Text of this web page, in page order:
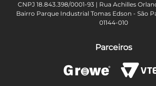
CNPJ 18.843.398/0001-93 | Rua Achilles
Bairro Parque Industrial Tomas Edson - São
01144-010
Parceiros